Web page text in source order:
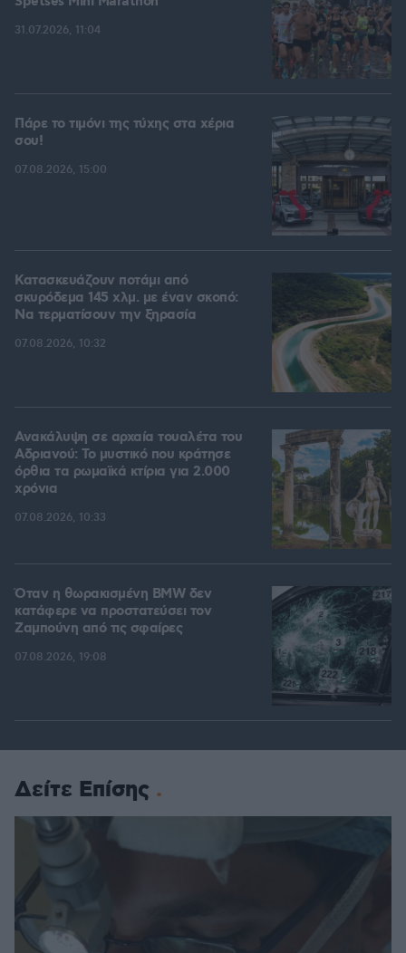
31.07.2026, 11:04
Πάρε το τιμόνι της τύχης στα χέρια
σου!
07.08.2026, 15:00
Κατασκευάζουν ποτάμι από
σκυρόδεμα 145 χλμ. με έναν σκοπό:
Να τερματίσουν την ξηρασία
07.08.2026, 10:32
Ανακάλυψη σε αρχαία τουαλέτα του
Αδριανού: Το μυστικό που κράτησε
όρθια τα ρωμαϊκά κτίρια για 2.000
χρόνια
07.08.2026, 10:33
Όταν η θωρακισμένη BMW δεν
κατάφερε να προστατεύσει τον
Ζαμπούνη από τις σφαίρες
07.08.2026, 19:08
Δείτε Επίσης